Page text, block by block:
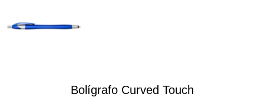
Bolígrafo Curved Touch